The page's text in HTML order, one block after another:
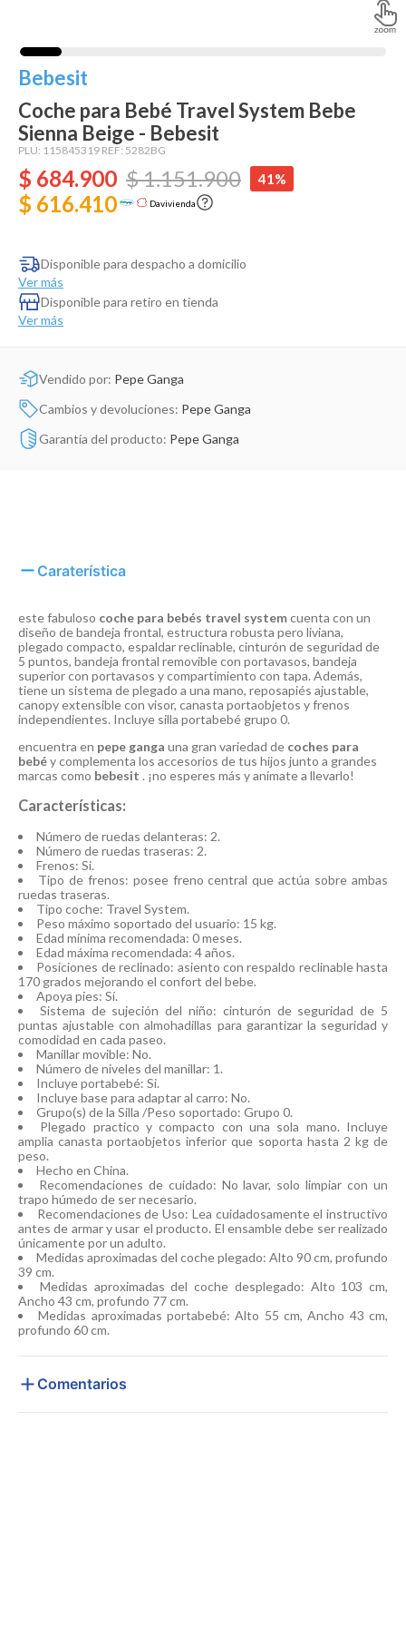
Bebesit
Coche para Bebé Travel System Bebe
Sienna Beige - Bebesit
PLU: 115845319 REF: 5282BG
$ 684.900 $1.151.900 41%
$ 616.410 Davivienda
Disponible para despacho a domicilio
Ver más
Disponible para retiro en tienda
Ver más
Vendido por: Pepe Ganga
Cambios y devoluciones: Pepe Ganga
Garantía del producto: Pepe Ganga
Caraterística
este fabuloso coche para bebés travel systemcuenta con un
diseño de bandeja frontal, estructura robusta pero liviana,
plegado compacto, espaldar reclinable, cinturón de seguridad de
5 puntos, bandeja frontal removible con portavasos, bandeja
superior con portavasos y compartimiento con tapa. Además,
tiene un sistema de plegado a una mano, reposapiés ajustable,
canopy extensible con visor, canasta portaobjetos y frenos
independientes. Incluye silla portabebé grupo 0.
encuentra en pepe ganga una gran variedad de coches para
bebéy complementa los accesorios de tus hijos junto a grandes
marcas como bebesit . ¡no esperes más y anímate a llevarlo!
Características:
Número de ruedas delanteras: 2.
Número de ruedas traseras: 2.
Frenos: Si.
Tipo de frenos: posee freno central que actúa sobre ambas
ruedas traseras.
Tipo coche: Travel System.
Peso máximo soportado del usuario: 15 kg.
Edad mínima recomendada: 0 meses.
Edad máxima recomendada: 4 años.
Posiciones de reclinado: asiento con respaldo reclinable hasta
170 grados mejorando el confort del bebe.
Apoya pies: Sí.
Sistema de sujeción del niño: cinturón de seguridad de 5
puntas ajustable con almohadillas para garantizar la seguridad y
comodidad en cada paseo.
Manillar movible: No.
Número de niveles del manillar: 1.
Incluye portabebé: Si.
Incluye base para adaptar al carro: No.
Grupo(s) de la Silla /Peso soportado: Grupo 0.
Plegado practico y compacto con una sola mano. Incluye
amplia canasta portaobjetos inferior que soporta hasta 2 kg de
peso.
Hecho en China.
Recomendaciones de cuidado: No lavar, solo limpiar con un
trapo húmedo de ser necesario.
Recomendaciones de Uso: Lea cuidadosamente el instructivo
antes de armar y usar el producto. El ensamble debe ser realizado
únicamente por un adulto.
Medidas aproximadas del coche plegado: Alto 90 cm, profundo
39 cm.
Medidas aproximadas del coche desplegado: Alto 103 cm,
Ancho 43 cm, profundo 77 cm.
Medidas aproximadas portabebé: Alto 55 cm, Ancho 43 cm,
profundo 60 cm.
Comentarios